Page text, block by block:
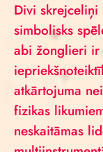
Divi
simbolisks
abi žonglieri ir
atkārtojuma
fizikas
neskaitāmas